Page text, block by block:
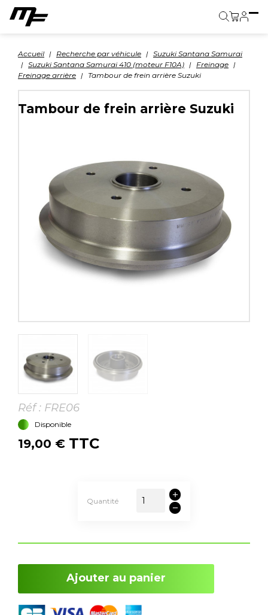
Accueil Recherche par véhicule
Suzuki Santana Samurai
Suzuki Santana Samurai 410 (moteur F10A)
Freinage
Freinage arrière
Tambour de frein arrière Suzuki
Tambour de frein arrière Suzuki
Réf : FRE06
Disponible
19,00 € TTC
Quantité
Ajouter au panier